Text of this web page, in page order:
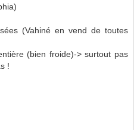
(Vahiné en vend de toutes
(bien froide)-> surtout pas
!